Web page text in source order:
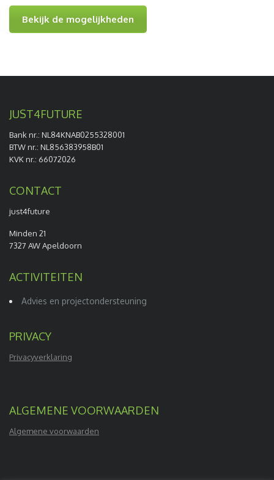
Bekijk de mogelijkheden
JUST4FUTURE
Bank nr.: NL84KNAB0255328001
BTW nr.: NL856383958B01
KVK nr.: 66072026
CONTACT
just4future
Minden 21
7327 AW Apeldoorn
ACTIVITEITEN
Advies en projectondersteuning
PRIVACY
Privacyverklaring
ALGEMENE VOORWAARDEN
Algemene voorwaarden